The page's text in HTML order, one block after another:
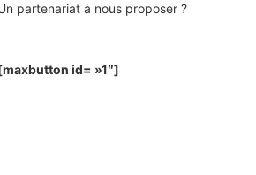
partenariat à nous proposer ?
id= »1″]